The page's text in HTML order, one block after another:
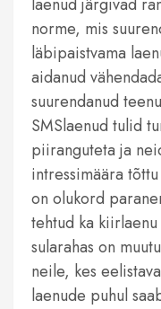
laenud järgivad
norme, mis
läbipaistvama
aidanud
suurendanud
SMSlaenud tulid
piiranguteta ja
intressimäära
on olukord
tehtud ka
sularahas on
neile, kes
laenude puhul